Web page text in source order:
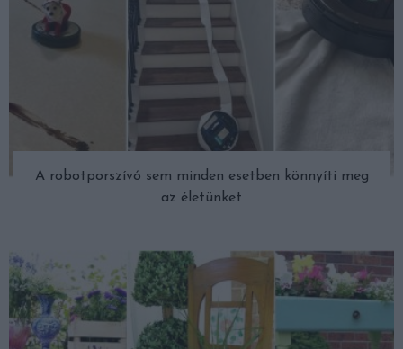
A robotporszívó sem minden esetben könnyíti meg
az életünket